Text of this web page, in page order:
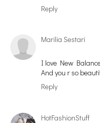
Reply
Marilia Sestari
I love New
And you r so
Reply
HotFashionStuff